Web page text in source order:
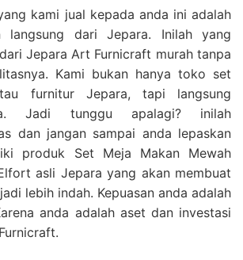
kami jual kepada anda ini adalah
langsung dari Jepara. Inilah yang
Jepara Art Furnicraft murah tanpa
Kami bukan hanya toko set
furnitur Jepara, tapi langsung
Jadi tunggu apalagi? inilah
dan jangan sampai anda lepaskan
produk Set Meja Makan Mewah
asli Jepara yang akan membuat
lebih indah. Kepuasan anda adalah
anda adalah aset dan investasi